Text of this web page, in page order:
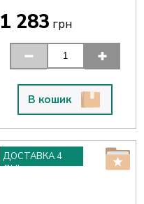
1 283 грн
В кошик
ДОСТАВКА 4
ДНІ